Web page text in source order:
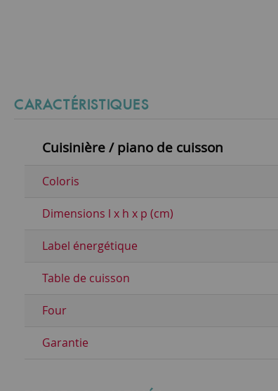
CARACTÉRISTIQUES
Cuisinière / piano de cuisson
Coloris
Dimensions l x h x p (cm)
Label énergétique
Table de cuisson
Four
Garantie